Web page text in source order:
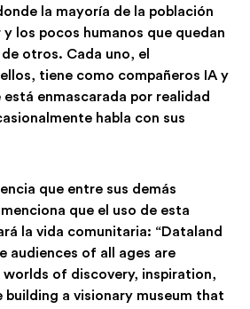
la mayoría de la población
los pocos humanos que quedan
otros. Cada uno, el
tiene como compañeros IA y
enmascarada por realidad
habla con sus
que entre sus demás
que el uso de esta
la vida comunitaria: “Dataland
audiences of all ages are
of discovery, inspiration,
building a visionary museum that